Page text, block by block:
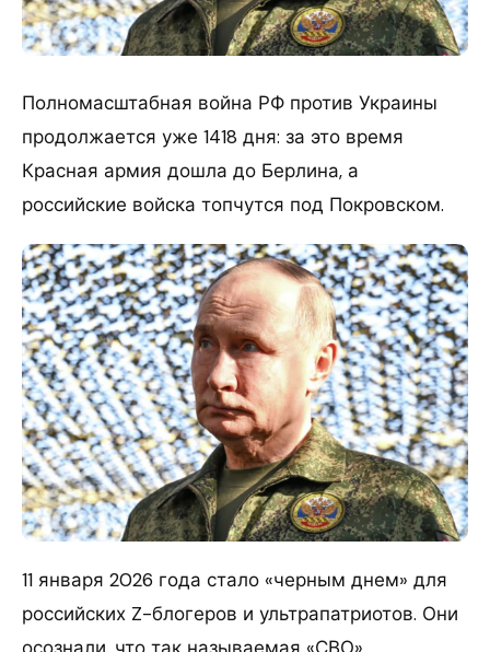
Полномасштабная война РФ против Украины
продолжается уже 1418 дня: за это время
Красная армия дошла до Берлина, а
российские войска топчутся под Покровском.
11 января 2026 года стало «черным днем» для
российских Z-блогеров и ультрапатриотов. Они